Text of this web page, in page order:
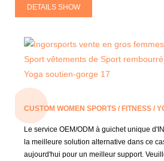
DETAILS SHOW
CUSTOM WOMEN SPORTS / FITNESS /
Le service OEM/ODM à guichet unique
la meilleure solution alternative dans ce
aujourd'hui pour un meilleur support.